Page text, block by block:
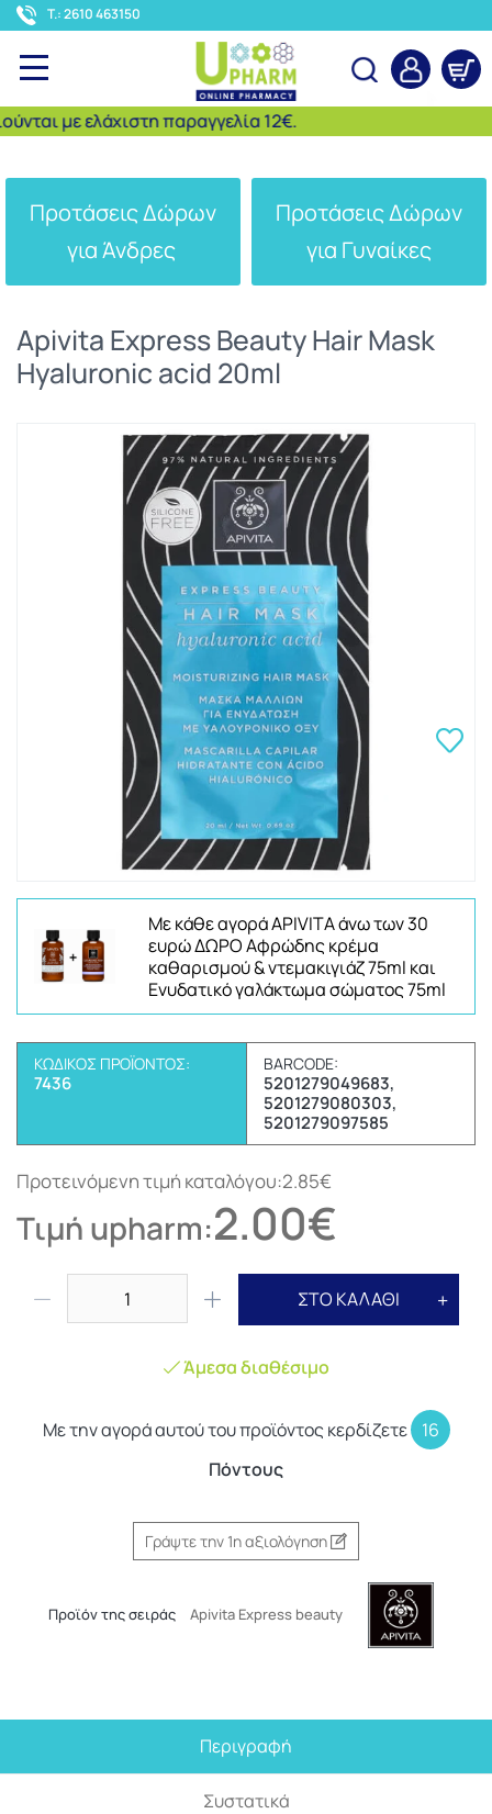
T.: 2610 463150
με ελάχιστη παραγγελία 12€.
Αναζήτηση
Προτάσεις Δώρων
για Άνδρες
Προτάσεις Δώρων
για Γυναίκες
Apivita Express Beauty Hair Mask
Hyaluronic acid 20ml
Με κάθε αγορά APIVITA άνω των 30
ευρώ ΔΩΡΟ Αφρώδης κρέμα
καθαρισμού & ντεμακιγιάζ 75ml και
Ενυδατικό γαλάκτωμα σώματος 75ml
ΚΩΔΙΚΌΣ ΠΡΟΪΌΝΤΟΣ:
7436
BARCODE:
5201279049683,
5201279080303,
5201279097585
Προτεινόμενη τιμή καταλόγου:2.85€
Τιμή upharm:2.00€
ΣΤΟ ΚΑΛΑΘΙ
Άμεσα διαθέσιμο
Με την αγορά αυτού του προϊόντος κερδίζετε
16
Πόντους
Γράψτε την 1η αξιολόγηση
Προϊόν της σειράς Apivita Express beauty
Περιγραφή
Συστατικά